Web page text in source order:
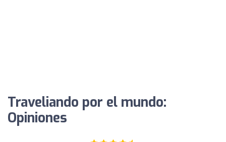
Traveliando por el mundo:
Opiniones